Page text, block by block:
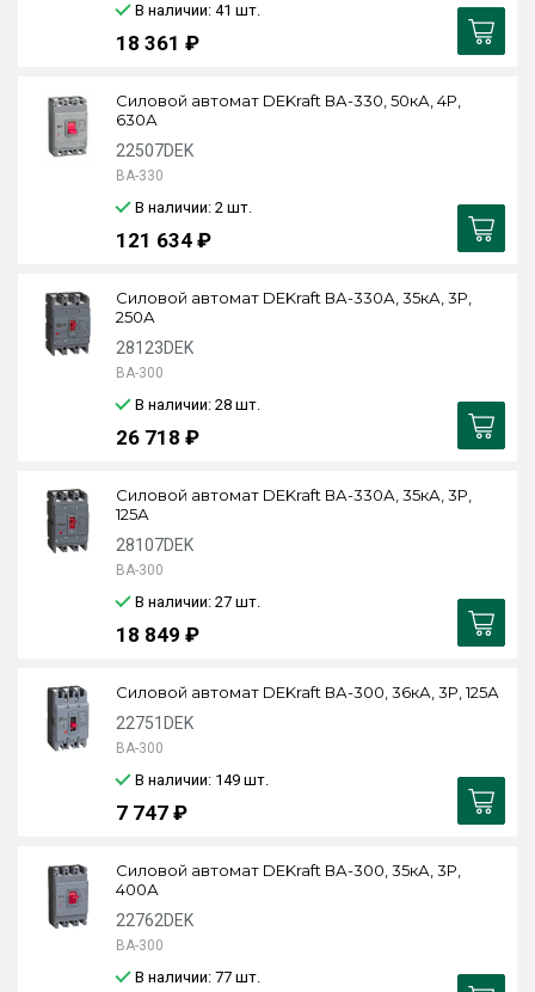
В наличии: 41 шт.
18 361 ₽
Силовой автомат DEKraft ВА-330, 50кА, 4P,
630А
22507DEK
ВА-330
В наличии: 2 шт.
121 634 ₽
Силовой автомат DEKraft ВА-330А, 35кА, 3P,
250А
28123DEK
ВА-300
В наличии: 28 шт.
26 718 ₽
Силовой автомат DEKraft ВА-330А, 35кА, 3P,
125А
28107DEK
ВА-300
В наличии: 27 шт.
18 849 ₽
Силовой автомат DEKraft ВА-300, 36кА, 3P, 125А
22751DEK
ВА-300
В наличии: 149 шт.
7 747 ₽
Силовой автомат DEKraft ВА-300, 35кА, 3P,
400А
22762DEK
ВА-300
В наличии: 77 шт.